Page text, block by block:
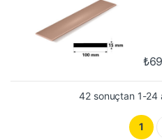
₺
42 sonuçtan 1-24
1